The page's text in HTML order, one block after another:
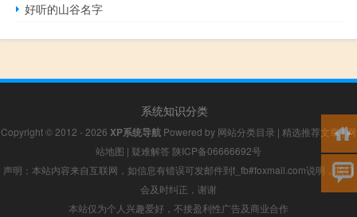
好听的山谷名字
系统知识分类
Copyright © 2012 - 2026 XP系统导航 Powered by 网站分类目录 | 精选推荐文章|网
站地图 | 疑难解答 陕ICP备06666692号
声明：本站内容来自互联网，如信息有错误可发邮件到f_fb#foxmail.com说明，我们
会及时纠正，谢谢
本站仅为个人兴趣爱好，不接盈利性广告及商业合作